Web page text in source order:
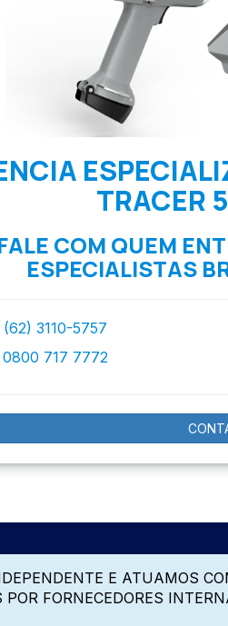
TRACER
COM QUEM
ESPECIALISTAS
(62) 3110-5757
0800 717 7772
E ATUAMOS
FORNECEDORES